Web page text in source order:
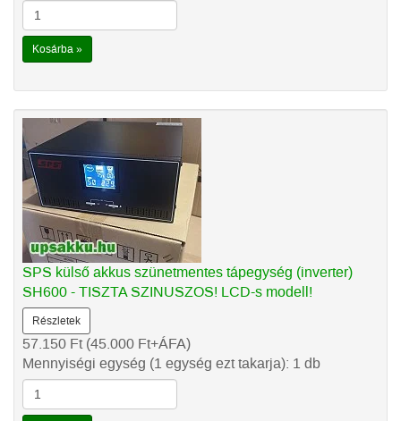
Kosárba »
SPS külső akkus szünetmentes tápegység (inverter)
SH600 - TISZTA SZINUSZOS! LCD-s modell!
Részletek
57.150 Ft(45.000 Ft+ÁFA)
Mennyiségi egység (1 egység ezt takarja): 1 db